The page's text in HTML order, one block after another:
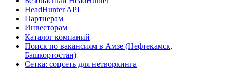
HeadHunter API
Партнерам
Инвесторам
Каталог компаний
Поиск по вакансиям в Амзе (Нефтекамск,
Башкортостан)
Сетка: соцсеть для нетворкинга